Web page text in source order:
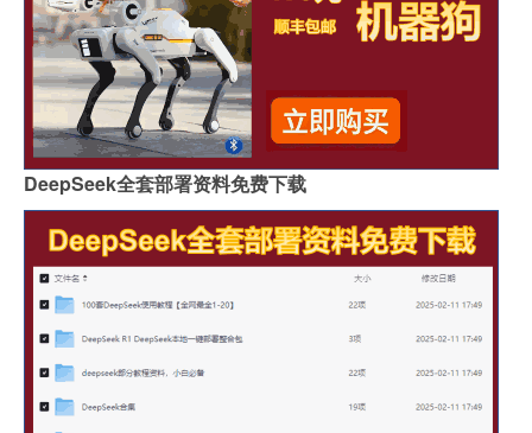
DeepSeek全套部署资料免费下载